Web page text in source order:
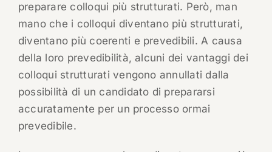
preparare colloqui più strutturati. Però, man
mano che i colloqui diventano più strutturati,
diventano più coerenti e prevedibili. A causa
della loro prevedibilità, alcuni dei vantaggi dei
colloqui strutturati vengono annullati dalla
possibilità di un candidato di prepararsi
accuratamente per un processo ormai
prevedibile.